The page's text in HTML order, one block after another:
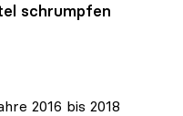
schrumpfen
2016 bis 2018